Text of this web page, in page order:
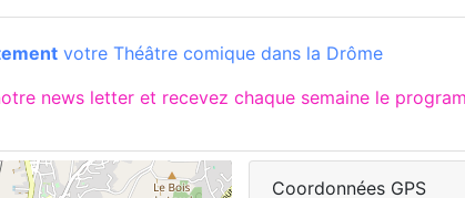
votre Théâtre comique dans la Drôme
news letter et recevez chaque semaine le
Coordonnées GPS